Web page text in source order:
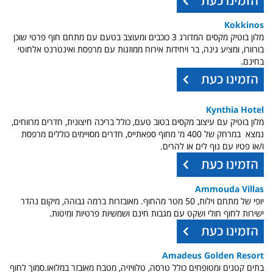
Kokkinos
מלון בוטיק מקסים המדורג 3 כוכבים ומעוצב בטעם עם מתחם חוף פרטי שוכן
בורוורו, ומציע גינה, בר ויחידות אירוח ממוזגות עם מרפסת ואינטרנט אלחוטי
בחינם.
Kynthia Hotel
מלון בוטיק עם עיצוב מקסים בטוב טעם, כולל בריכה חיצונית, חדרים מרווחים,
נמצא במרחק של 400 מ' מחוף ספאתייס, חדרים מסויימים כוללים מרפסת
ו/או פטיו עם נוף לים או להרים.
Ammouda Villas
יופי של מתחם וילות, 50 מטר מהחוף. מאובזרות ברמה גבוהה,
מיקום נהדר
ישירות לחוף חולי ושקט עם מגבות חינם ושמשיות פרטיות ומיטות.
Amadeus Golden Resort
בתים קטנים ומטופחים כולל טרסה, טלוויזיה, מטבח מאובזר במלואו.סמוך לחוף